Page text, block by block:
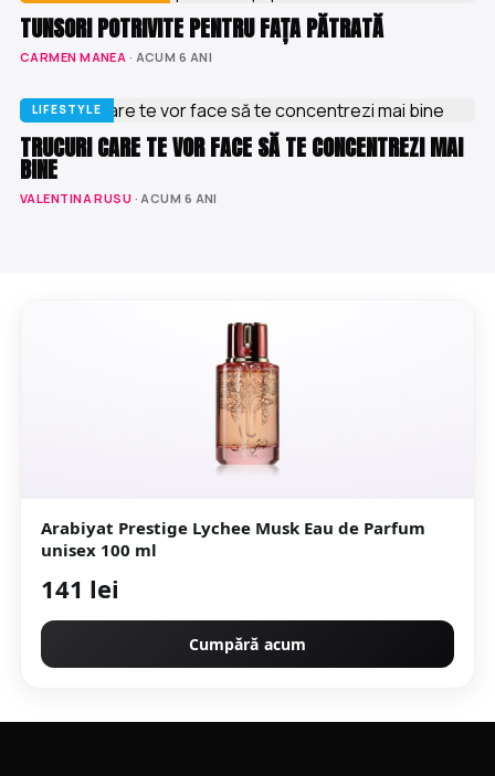
TUNSORI POTRIVITE PENTRU FAȚA PĂTRATĂ
CARMEN MANEA · ACUM 6 ANI
LIFESTYLE
TRUCURI CARE TE VOR FACE SĂ TE CONCENTREZI MAI
BINE
VALENTINA RUSU · ACUM 6 ANI
Arabiyat Prestige Lychee Musk Eau de Parfum
unisex 100 ml
141 lei
Cumpără acum